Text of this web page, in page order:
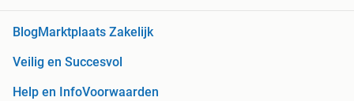
Blog Marktplaats Zakelijk
Veilig en Succesvol
Help en InfoVoorwaarden